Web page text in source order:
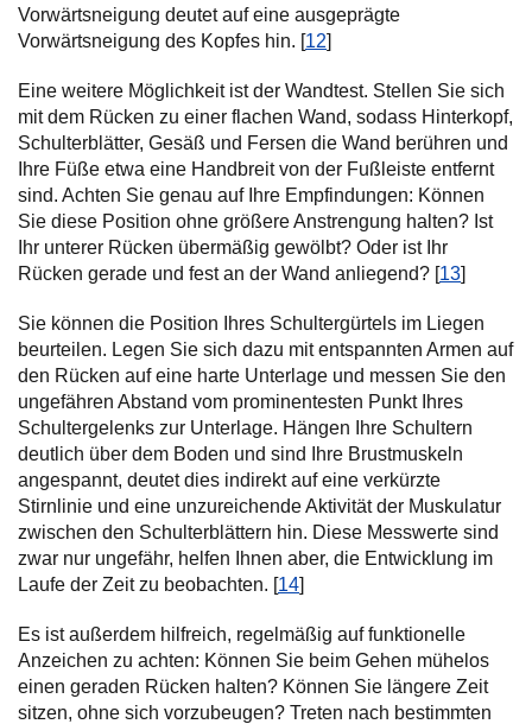
Vorwärtsneigung deutet auf eine ausgeprägte
Vorwärtsneigung des Kopfes hin. [12]
Eine weitere Möglichkeit ist der Wandtest. Stellen Sie sich
mit dem Rücken zu einer flachen Wand, sodass Hinterkopf,
Schulterblätter, Gesäß und Fersen die Wand berühren und
Ihre Füße etwa eine Handbreit von der Fußleiste entfernt
sind. Achten Sie genau auf Ihre Empfindungen: Können
Sie diese Position ohne größere Anstrengung halten? Ist
Ihr unterer Rücken übermäßig gewölbt? Oder ist Ihr
Rücken gerade und fest an der Wand anliegend? [13]
Sie können die Position Ihres Schultergürtels im Liegen
beurteilen. Legen Sie sich dazu mit entspannten Armen auf
den Rücken auf eine harte Unterlage und messen Sie den
ungefähren Abstand vom prominentesten Punkt Ihres
Schultergelenks zur Unterlage. Hängen Ihre Schultern
deutlich über dem Boden und sind Ihre Brustmuskeln
angespannt, deutet dies indirekt auf eine verkürzte
Stirnlinie und eine unzureichende Aktivität der Muskulatur
zwischen den Schulterblättern hin. Diese Messwerte sind
zwar nur ungefähr, helfen Ihnen aber, die Entwicklung im
Laufe der Zeit zu beobachten. [14]
Es ist außerdem hilfreich, regelmäßig auf funktionelle
Anzeichen zu achten: Können Sie beim Gehen mühelos
einen geraden Rücken halten? Können Sie längere Zeit
sitzen, ohne sich vorzubeugen? Treten nach bestimmten